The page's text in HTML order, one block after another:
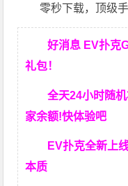
零秒下载，顶级
好消息 EV扑克
礼包！
全天24小时随
家余额!快体验吧
EV扑克全新上
本质